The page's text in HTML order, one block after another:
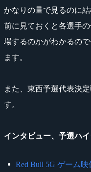
かなりの量で見るのに
前に見ておくと各選手
場するのかがわかるの
ます。
また、東西予選代表決
す。
インタビュー、予選ハ
Red Bull 5G ゲーム映